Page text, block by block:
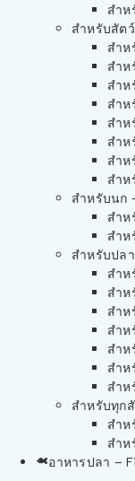
สำห
สำหรับสัต
สำห
สำห
สำห
สำห
สำห
สำห
สำห
สำห
สำหรับนก
สำห
สำห
สำหรับปล
สำห
สำห
สำห
สำห
สำห
สำห
สำห
สำหรับทุก
สำ
สำ
อาหารปลา –